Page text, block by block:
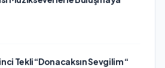
Tekli “Donacaksın Sevgilim “